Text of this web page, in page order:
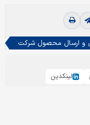
و ارسال محصول شرکت
لینکدین